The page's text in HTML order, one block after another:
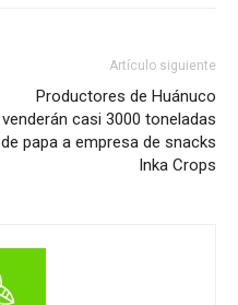
Artículo siguiente
Productores de Huánuco
venderán casi 3000 toneladas
de papa a empresa de snacks
Inka Crops